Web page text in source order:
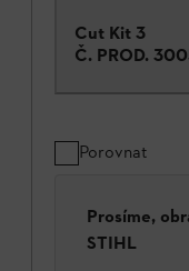
Cut Kit 3
Č. PROD.
Porovnat
Prosíme,
STIHL